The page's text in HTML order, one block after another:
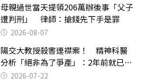
母親過世當天提領206萬辦後事「父子
遭判刑」 律師：搶錢先下手是罪
2026-08-07
陽交大教授殺害連襟案！ 精神科醫
分析「絕非為了爭產」：2年前就已言
行詭異
2026-07-22